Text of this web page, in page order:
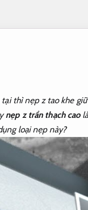
thì nẹp z tao khe
nẹp z trần thạch cao
loại nẹp này?